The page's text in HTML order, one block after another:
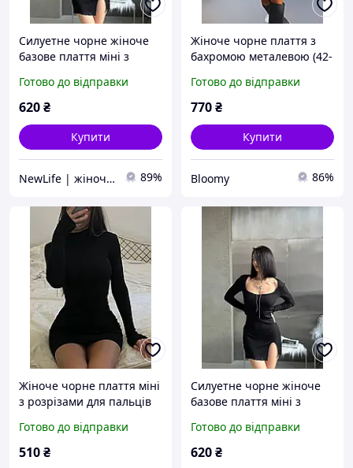
Силуетне чорне жіноче
базове плаття міні з
розмір)
Готово до відправки
620₴
Купити
NewLife | жіночий одяг 89%
Жіноче чорне плаття з
бахромою металевою (42-
Готово до відправки
770₴
Купити
Bloomy 86%
Жіноче чорне плаття міні
з розрізами для пальців
Готово до відправки
510₴
Силуетне чорне жіноче
базове плаття міні з
розмір)
Готово до відправки
620₴